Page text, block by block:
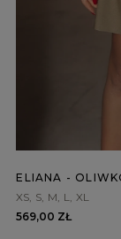
ELIANA -
XS S M L XL
569,00 ZŁ